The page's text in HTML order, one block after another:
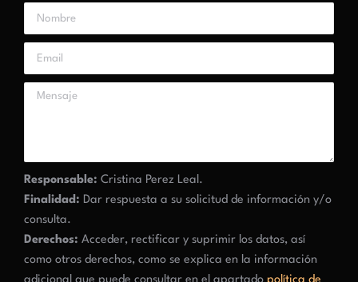
Responsable: Cristina Perez Leal.
Finalidad: Dar respuesta a su solicitud de información y/o
consulta.
Derechos: Acceder, rectificar y suprimir los datos, así
como otros derechos, como se explica en la información